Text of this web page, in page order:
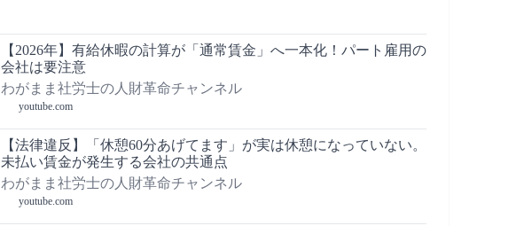
【2026年】有給休暇の計算が「通常賃金」へ一本化！パート雇用の
会社は要注意
わがまま社労士の人財革命チャンネル
youtube.com
【法律違反】「休憩60分あげてます」が実は休憩になっていない。
未払い賃金が発生する会社の共通点
わがまま社労士の人財革命チャンネル
youtube.com